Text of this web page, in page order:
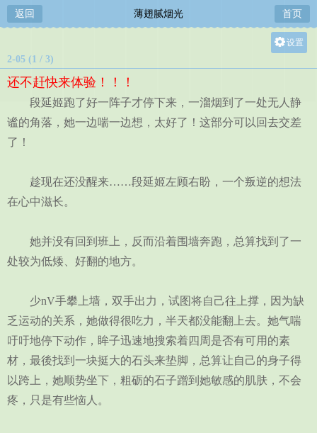
返回 薄翅腻烟光 首页
设置
中
小
2-05 (1 / 3)
还不赶快来体验！！！
段延姬跑了好一阵子才停下来，一溜烟到了一处无人静
谧的角落，她一边喘一边想，太好了！这部分可以回去交差
了！
趁现在还没醒来……段延姬左顾右盼，一个叛逆的想法
在心中滋长。
她并没有回到班上，反而沿着围墙奔跑，总算找到了一
处较为低矮、好翻的地方。
少nV手攀上墙，双手出力，试图将自己往上撑，因为缺
乏运动的关系，她做得很吃力，半天都没能翻上去。她气喘
吁吁地停下动作，眸子迅速地搜索着四周是否有可用的素
材，最後找到一块挺大的石头来垫脚，总算让自己的身子得
以跨上，她顺势坐下，粗砺的石子蹭到她敏感的肌肤，不会
疼，只是有些恼人。